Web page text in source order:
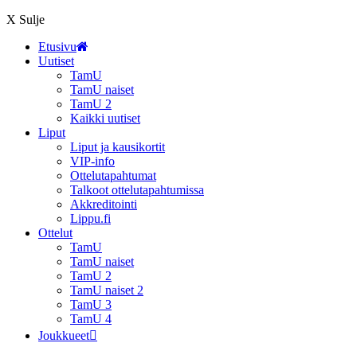
X Sulje
Etusivu
Uutiset
TamU
TamU naiset
TamU 2
Kaikki uutiset
Liput
Liput ja kausikortit
VIP-info
Ottelutapahtumat
Talkoot ottelutapahtumissa
Akkreditointi
Lippu.fi
Ottelut
TamU
TamU naiset
TamU 2
TamU naiset 2
TamU 3
TamU 4
Joukkueet